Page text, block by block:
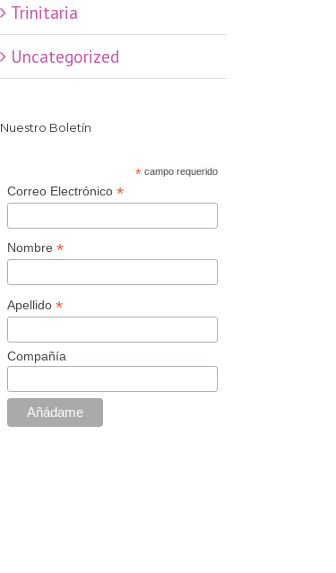
Trinitaria
Uncategorized
Nuestro Boletín
* campo requerido
Correo Electrónico *
Nombre *
Apellido *
Compañía